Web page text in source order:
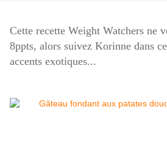
Cette recette Weight Watchers ne
8ppts, alors suivez Korinne dans
accents exotiques...